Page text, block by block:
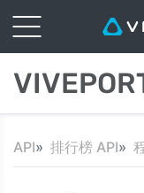
API 排行榜 API